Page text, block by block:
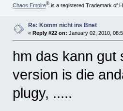
Chaos Empire®is a registered Trademark of
Re: Komm nicht ins Bnet
« Reply #22 on: January 02, 2010,
hm das kann gut
version is die
plugy, .....